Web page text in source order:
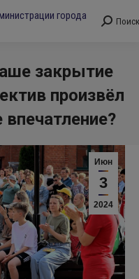
Поиск:
Поиск
закрытие
произвёл
Июн
3
2024